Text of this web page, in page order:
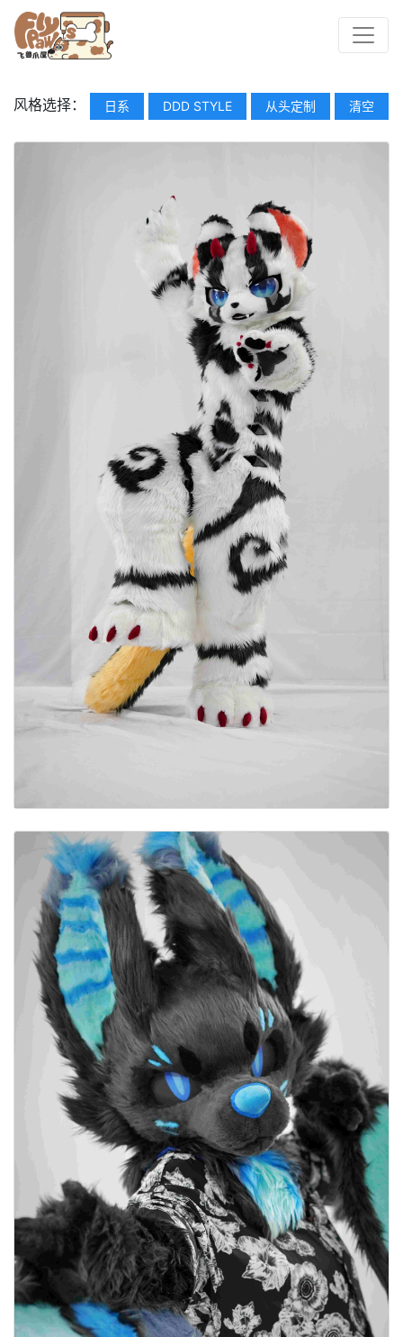
风格选择： 日系 DDD STYLE 从头定制 清空